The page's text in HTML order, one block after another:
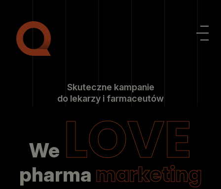
Skuteczne kampanie
do lekarzy i farmaceutów
We LOVE
pharma marketing